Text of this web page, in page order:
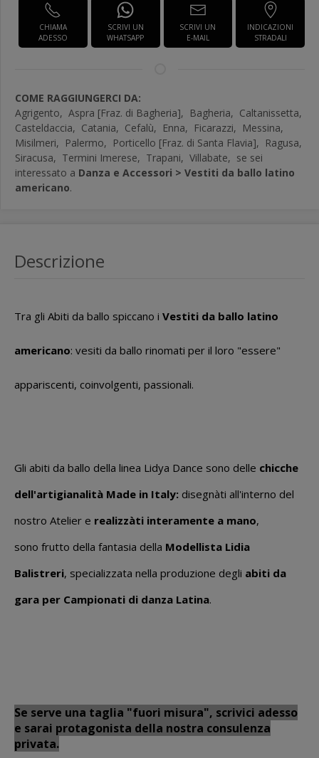
CHIAMA
ADESSO
SCRIVI UN
WHATSAPP
SCRIVI UN
E-MAIL
INDICAZIONI
STRADALI
COME RAGGIUNGERCI DA:
Agrigento, Aspra [Fraz. di Bagheria], Bagheria, Caltanissetta,
Casteldaccia, Catania, Cefalù, Enna, Ficarazzi, Messina,
Misilmeri, Palermo, Porticello [Fraz. di Santa Flavia], Ragusa,
Siracusa, Termini Imerese, Trapani, Villabate, se sei
interessato a Danza e Accessori > Vestiti da ballo latino
americano.
Descrizione
Tra gli Abiti da ballo spiccano i Vestiti da ballo latino
americano: vesiti da ballo rinomati per il loro "essere"
appariscenti, coinvolgenti, passionali.
Gli abiti da ballo della linea Lidya Dance sono delle chicche
dell'artigianalità Made in Italy: disegnàti all'interno del
nostro Atelier e realizzàti interamente a mano,
sono frutto della fantasia della Modellista Lidia
Balistreri, specializzata nella produzione degli abiti da
gara per Campionati di danza Latina.
Se serve una taglia "fuori misura", scrivici adesso
e sarai protagonista della nostra consulenza
privata.